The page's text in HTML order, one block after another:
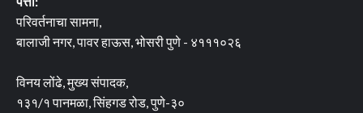
परिवर्तनाचा सामना,
बालाजी नगर, पावर हाऊस, भोसरी पुणे - ४१११०२६
विनय लोंढे, मुख्य संपादक,
१३१/१ पानमळा, सिंहगड रोड, पुणे-३०